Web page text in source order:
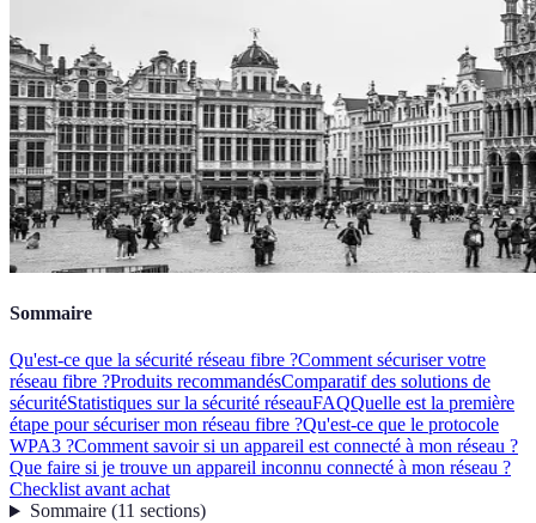
Sommaire
Qu'est-ce que la sécurité réseau fibre ?Comment sécuriser votre
réseau fibre ?Produits recommandésComparatif des solutions de
sécuritéStatistiques sur la sécurité réseauFAQQuelle est la première
étape pour sécuriser mon réseau fibre ?Qu'est-ce que le protocole
WPA3 ?Comment savoir si un appareil est connecté à mon réseau ?
Que faire si je trouve un appareil inconnu connecté à mon réseau ?
Checklist avant achat
Sommaire(11 sections)